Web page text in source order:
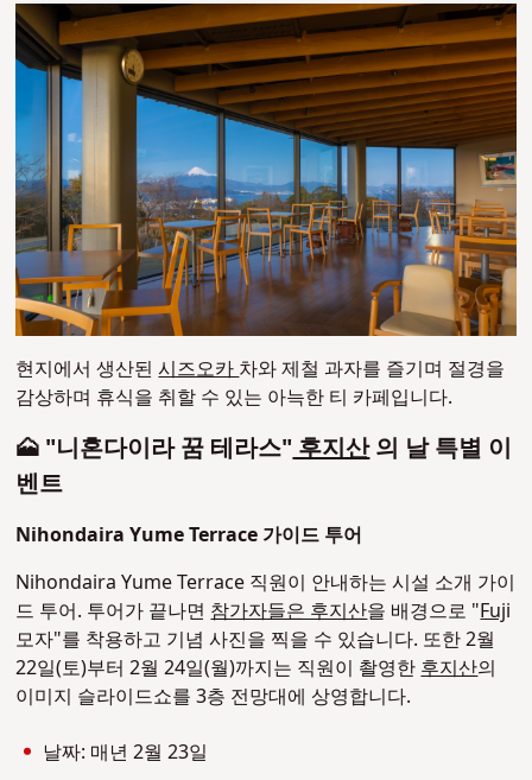
현지에서 생산된시즈오카차와 제철 과자를 즐기며 절경을
감상하며 휴식을 취할 수 있는 아늑한 티 카페입니다.
🗻 "니혼다이라 꿈 테라스"후지산의 날 특별 이
벤트
Nihondaira Yume Terrace 가이드 투어
Nihondaira Yume Terrace 직원이 안내하는 시설 소개 가이
드 투어. 투어가 끝나면참가자들은 후지산을 배경으로 "Fuji
모자"를 착용하고 기념 사진을 찍을 수 있습니다. 또한 2월
22일(토)부터 2월 24일(월)까지는 직원이 촬영한후지산의
이미지 슬라이드쇼를 3층 전망대에 상영합니다.
날짜: 매년 2월 23일